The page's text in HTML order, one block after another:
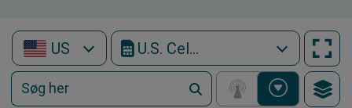
US U.S. Cellular